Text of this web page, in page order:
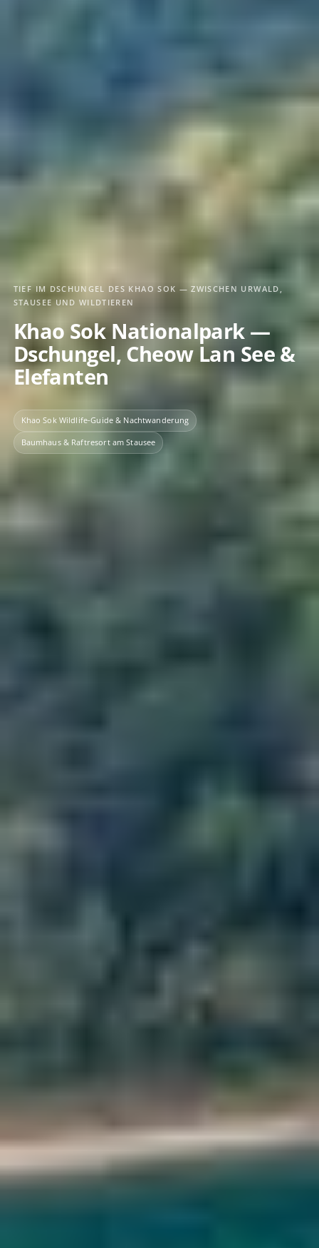
TIEF IM DSCHUNGEL DES KHAO SOK — ZWISCHEN URWALD,
STAUSEE UND WILDTIEREN
Khao Sok Nationalpark —
Dschungel, Cheow Lan See &
Elefanten
Khao Sok Wildlife-Guide & Nachtwanderung
Baumhaus & Raftresort am Stausee